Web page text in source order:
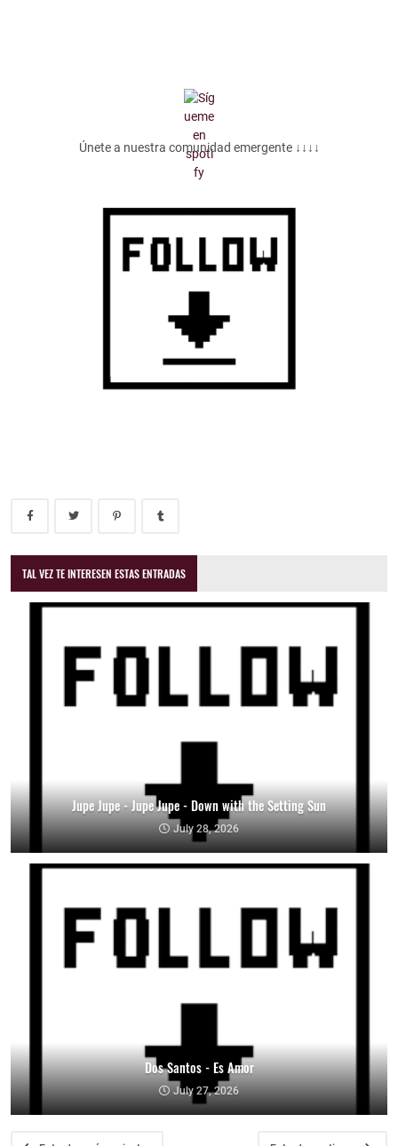
Únete a nuestra comunidad emergente ↓↓↓↓
TAL VEZ TE INTERESEN ESTAS ENTRADAS
Jupe Jupe - Jupe Jupe - Down with the Setting Sun
July 28, 2026
Dos Santos - Es Amor
July 27, 2026